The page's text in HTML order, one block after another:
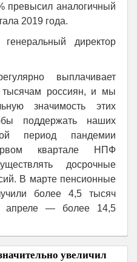
превысил аналогичный
2019 года.
директор
выплачивает
россиян, и мы
значимость этих
поддержать наших
период пандемии
квартале НПФ
досрочные
В марте пенсионные
более 4,5 тысяч
апреле — более 14,5
увеличил